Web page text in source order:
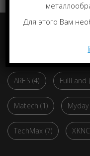
ARES (4) FullLand
Matech (1) Myday
TechMax (7) XKNC
Для этого Вам